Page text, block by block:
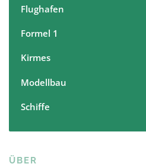
Flughafen
Formel 1
Kirmes
Modellbau
Schiffe
ÜBER